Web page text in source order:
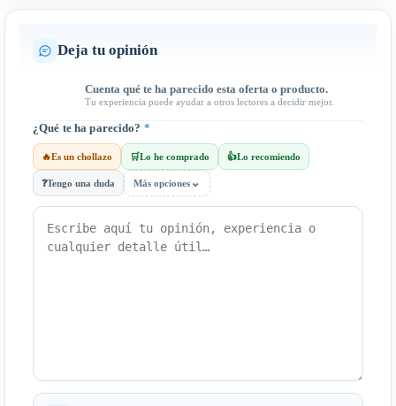
Deja tu opinión
Cuenta qué te ha parecido esta oferta o producto.
Tu experiencia puede ayudar a otros lectores a decidir mejor.
¿Qué te ha parecido? *
🔥Es un chollazo 🛒Lo he comprado 👍Lo recomiendo
❓Tengo una duda Más opciones ⌄